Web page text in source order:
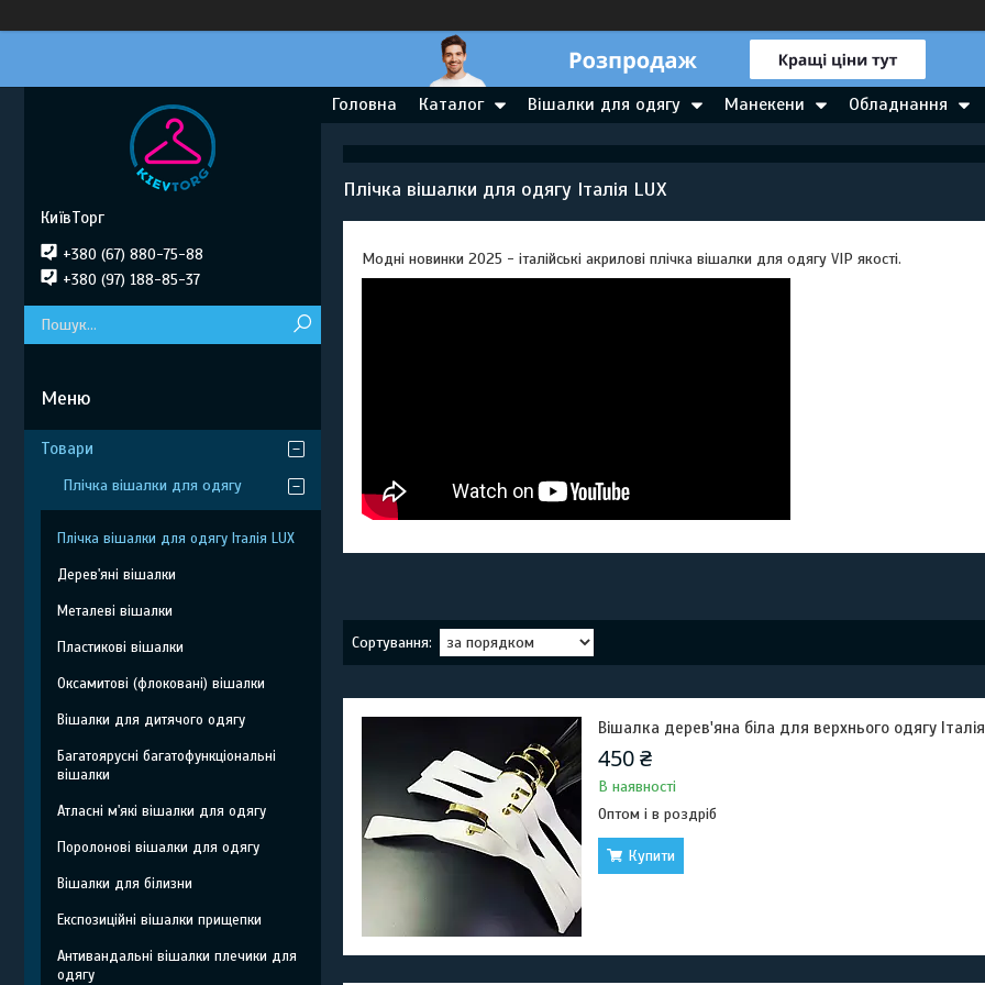
Головна Каталог Вішалки для одягу Манекени Обладнання
Плічка вішалки для одягу Італія LUX
Модні новинки 2025 - італійські акрилові плічка вішалки для одягу VIP якості.
Вішалка дерев'яна біла для верхнього одягу
450 ₴
В наявності
Оптом і в роздріб
Купити
КиївТорг
+380 (67) 880-75-88
+380 (97) 188-85-37
Товари
Плічка вішалки для одягу
Плічка вішалки для одягу Італія LUX
Дерев'яні вішалки
Металеві вішалки
Пластикові вішалки
Оксамитові (флоковані) вішалки
Вішалки для дитячого одягу
Багатоярусні багатофункціональні
вішалки
Атласні м'які вішалки для одягу
Поролонові вішалки для одягу
Вішалки для білизни
Експозиційні вішалки прищепки
Антивандальні вішалки плечики для
одягу